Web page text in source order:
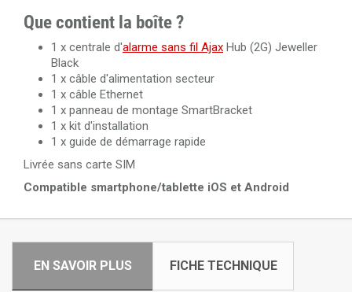
Que contient la boîte ?
1 x centrale d'alarme sans fil Ajax Hub (2G) Jeweller
Black
1 x câble d'alimentation secteur
1 x câble Ethernet
1 x panneau de montage SmartBracket
1 x kit d'installation
1 x guide de démarrage rapide
Livrée sans carte SIM
Compatible smartphone/tablette iOS et Android
EN SAVOIR PLUS FICHE TECHNIQUE